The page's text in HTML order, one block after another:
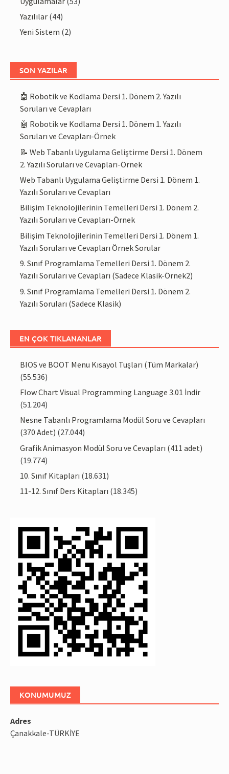
Yazılılar (44)
Yeni Sistem (2)
SON YAZILAR
🤖 Robotik ve Kodlama Dersi 1. Dönem 2. Yazılı
Soruları ve Cevapları
🤖 Robotik ve Kodlama Dersi 1. Dönem 1. Yazılı
Soruları ve Cevapları-Örnek
📝 Web Tabanlı Uygulama Geliştirme Dersi 1. Dönem
2. Yazılı Soruları ve Cevapları-Örnek
Web Tabanlı Uygulama Geliştirme Dersi 1. Dönem 1.
Yazılı Soruları ve Cevapları
Bilişim Teknolojilerinin Temelleri Dersi 1. Dönem 2.
Yazılı Soruları ve Cevapları-Örnek
Bilişim Teknolojilerinin Temelleri Dersi 1. Dönem 1.
Yazılı Soruları ve Cevapları Örnek Sorular
9. Sınıf Programlama Temelleri Dersi 1. Dönem 2.
Yazılı Soruları ve Cevapları (Sadece Klasik-Örnek2)
9. Sınıf Programlama Temelleri Dersi 1. Dönem 2.
Yazılı Soruları (Sadece Klasik)
EN ÇOK TIKLANANLAR
BIOS ve BOOT Menu Kısayol Tuşları (Tüm Markalar)
(55.536)
Flow Chart Visual Programming Language 3.01 İndir
(51.204)
Nesne Tabanlı Programlama Modül Soru ve Cevapları
(370 Adet) (27.044)
Grafik Animasyon Modül Soru ve Cevapları (411 adet)
(19.774)
10. Sınıf Kitapları (18.631)
11-12. Sınıf Ders Kitapları (18.345)
KONUMUMUZ
Adres
Çanakkale-TÜRKİYE